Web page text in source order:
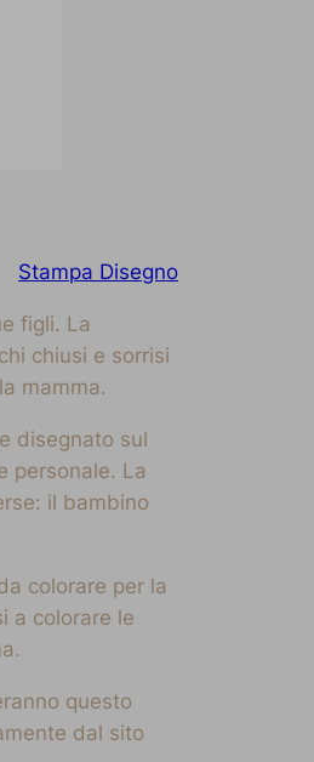
Stampa Disegno
figli. La
chiusi e sorrisi
mamma.
disegnato sul
personale. La
il bambino
colorare per la
a colorare le
questo
dal sito